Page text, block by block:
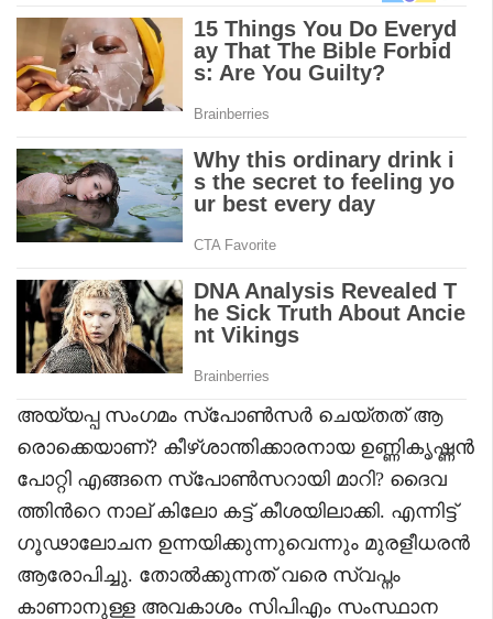
അയ്യപ്പ സംഗമം സ്പോൺസർ ചെയ്തത് ആ
രൊക്കെയാണ്? കീഴ്ശാന്തിക്കാരനായ ഉണ്ണികൃഷ്ണൻ
പോറ്റി എങ്ങനെ സ്പോൺസറായി മാറി? ദൈവ
ത്തിന്‍റെ നാല് കിലോ കട്ട് കീശയിലാക്കി. എന്നിട്ട്
ഗൂഢാലോചന ഉന്നയിക്കുന്നുവെന്നും മുരളീധരൻ
ആരോപിച്ചു. തോൽക്കുന്നത് വരെ സ്വപ്നം
കാണാനുള്ള അവകാശം സിപിഎം സംസ്ഥാന